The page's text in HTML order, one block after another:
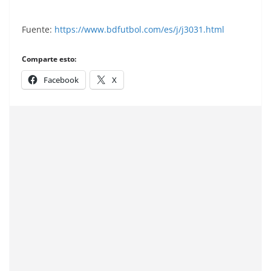
Fuente: https://www.bdfutbol.com/es/j/j3031.html
Comparte esto:
Facebook X